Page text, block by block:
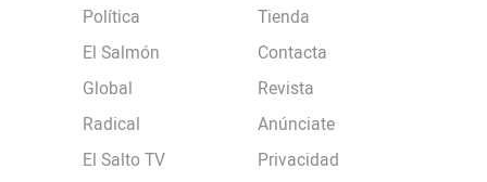
Política
El Salmón
Global
Radical
El Salto TV
Tienda
Contacta
Revista
Anúnciate
Privacidad